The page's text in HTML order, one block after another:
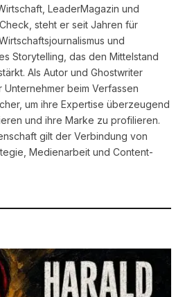
LeaderMagazin und
steht er seit Jahren für
und
Storytelling, das den Mittelstand
Als Autor und Ghostwriter
beim Verfassen
um ihre Expertise überzeugend
und ihre Marke zu profilieren.
gilt der Verbindung von
Medienarbeit und Content-